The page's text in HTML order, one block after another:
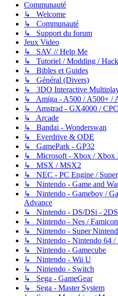
Communauté
↳ Welcome
↳ Communauté
↳ Support du forum
Jeux Video
↳ SAV // Help Me
↳ Tutoriel / Modding /
↳ Bibles et Guides
↳ Général (Divers)
↳ 3DO Interactive
↳ Amiga - A500 / A500+ /
↳ Amstrad - GX4000 / CPC
↳ Arcade
↳ Bandai - Wonderswan
↳ Everdrive & ODE
↳ GamePark - GP32
↳ Microsoft - Xbox / Xbox
↳ MSX / MSX2
↳ NEC - PC Engine /
↳ Nintendo - Game and
↳ Nintendo - Gameboy /
Advance
↳ Nintendo - DS/DSi -
↳ Nintendo - Nes /
↳ Nintendo - Super
↳ Nintendo - Nintendo 64 /
↳ Nintendo - Gamecube
↳ Nintendo - Wii U
↳ Nintendo - Switch
↳ Sega - GameGear
↳ Sega - Master System